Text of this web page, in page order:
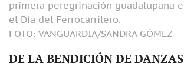
primera peregrinación guadalupana
el Día del Ferrocarrilero.
FOTO: VANGUARDIA/SANDRA GÓMEZ
DE LA BENDICIÓN DE DANZAS